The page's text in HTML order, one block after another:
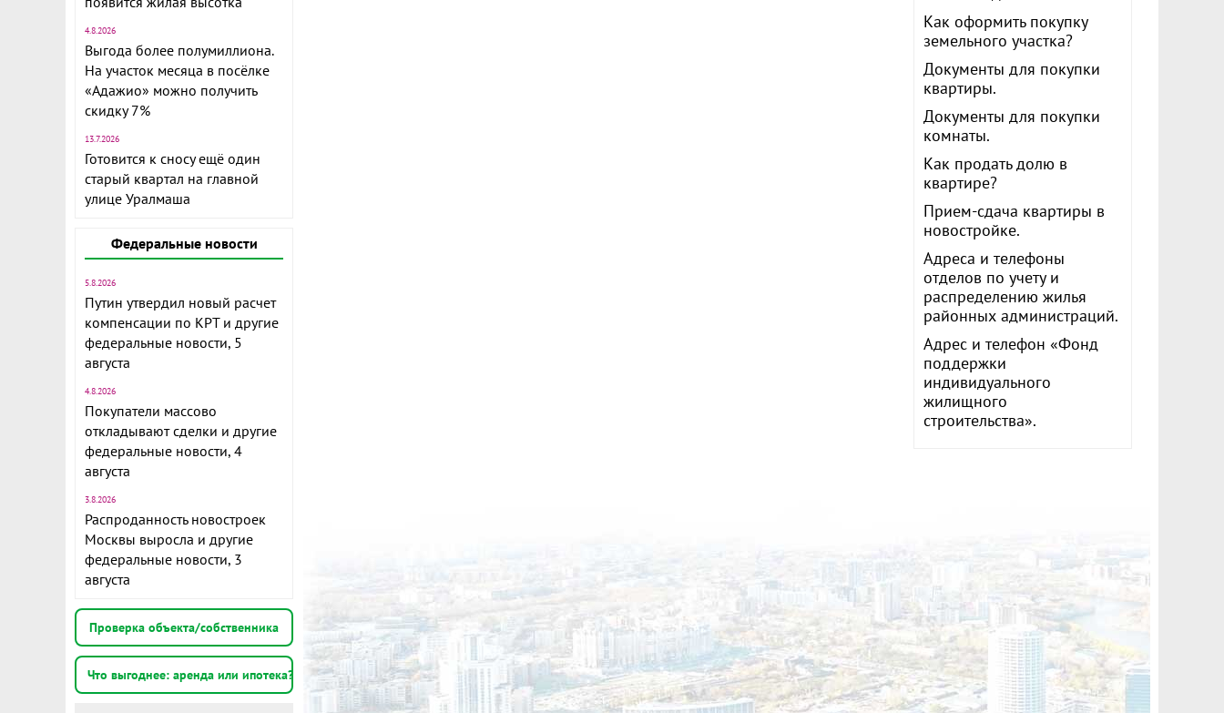
4.8.2026
Выгода более полумиллиона.
На участок месяца в посёлке
«Адажио» можно получить
скидку 7%
13.7.2026
Готовится к сносу ещё один
старый квартал на главной
улице Уралмаша
Федеральные новости
5.8.2026
Путин утвердил новый расчет
компенсации по КРТ и другие
федеральные новости, 5
августа
4.8.2026
Покупатели массово
откладывают сделки и другие
федеральные новости, 4
августа
3.8.2026
Распроданность новостроек
Москвы выросла и другие
федеральные новости, 3
августа
Проверка объекта/собственника
Что выгоднее: аренда или ипотека?
Как оформить покупку
земельного участка?
Документы для покупки
квартиры.
Документы для покупки
комнаты.
Как продать долю в
квартире?
Прием-сдача квартиры в
новостройке.
Адреса и телефоны
отделов по учету и
распределению жилья
районных администраций.
Адрес и телефон «Фонд
поддержки
индивидуального
жилищного
строительства».